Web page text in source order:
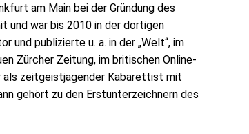
am Main bei der Gründung des
und war bis 2010 in der dortigen
publizierte u. a. in der „Welt“, im
Zürcher Zeitung, im britischen Online-
als zeitgeistjagender Kabarettist mit
gehört zu den Erstunterzeichnern des